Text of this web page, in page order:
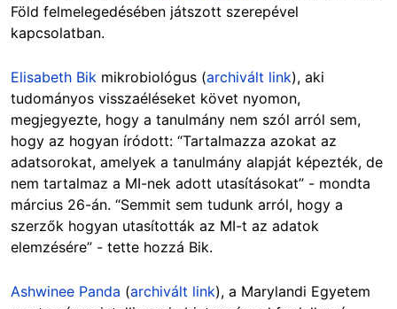
Föld felmelegedésében játszott szerepével
kapcsolatban.
Elisabeth Bik mikrobiológus (archivált link), aki
tudományos visszaéléseket követ nyomon,
megjegyezte, hogy a tanulmány nem szól arról sem,
hogy az hogyan íródott: “Tartalmazza azokat az
adatsorokat, amelyek a tanulmány alapját képezték, de
nem tartalmaz a MI-nek adott utasításokat” - mondta
március 26-án. “Semmit sem tudunk arról, hogy a
szerzők hogyan utasították az MI-t az adatok
elemzésére” - tette hozzá Bik.
Ashwinee Panda (archivált link), a Marylandi Egyetem